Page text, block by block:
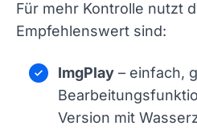
Für mehr Kontrolle nutzt
Empfehlenswert sind:
ImgPlay – einfach,
Version mit